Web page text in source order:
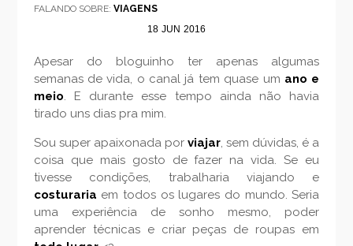
VIAGENS
VÍDEOS
SOBRE
CONTATO
FALANDO SOBRE: VIAGENS
18 JUN 2016
Apesar do bloguinho ter apenas algumas
semanas de vida, o canal já tem quase um ano e
meio. E durante esse tempo ainda não havia
tirado uns dias pra mim.
Sou super apaixonada por viajar, sem dúvidas, é a
coisa que mais gosto de fazer na vida. Se eu
tivesse condições, trabalharia viajando e
costuraria em todos os lugares do mundo. Seria
uma experiência de sonho mesmo, poder
aprender técnicas e criar peças de roupas em